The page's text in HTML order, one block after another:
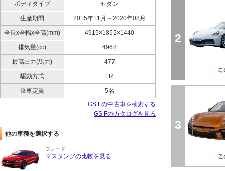
ボディタイプ セダン
生産期間 2015年11月～2020年08月
全長x全幅x全高(mm) 4915×1855×1440
排気量(cc) 4968
最高出力(馬力) 477
駆動方式 FR
乗車定員
5名
GS Fの中古車を検索する
GS Fのカタログを見る
他の車種を選択する
フォード
マスタングの比較を見る
2
3